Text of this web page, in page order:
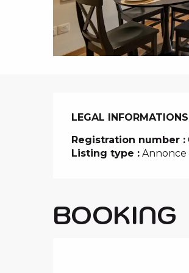
LEGAL INFORMATIONS
LEGAL INFORMATIONS
Registration number :
Listing type :
BOOKING